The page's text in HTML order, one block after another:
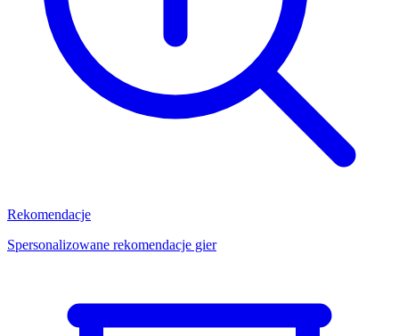
Rekomendacje
Spersonalizowane rekomendacje gier